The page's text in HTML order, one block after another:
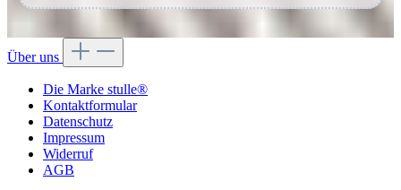
Über uns
Die Marke stulle®
Kontaktformular
Datenschutz
Impressum
Widerruf
AGB